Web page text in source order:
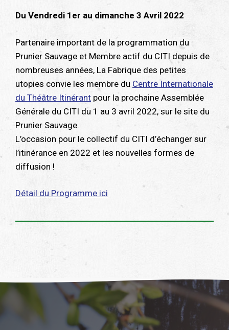
Du Vendredi 1er au dimanche 3 Avril 2022
Partenaire important de la programmation du
Prunier Sauvage et Membre actif du CITI depuis de
nombreuses années, La Fabrique des petites
utopies convie les membre du Centre Internationale
du Théâtre Itinérant pour la prochaine Assemblée
Générale du CITI du 1 au 3 avril 2022, sur le site du
Prunier Sauvage.
L’occasion pour le collectif du CITI d’échanger sur
l’itinérance en 2022 et les nouvelles formes de
diffusion !
Détail du Programme ici